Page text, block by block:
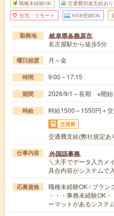
職種未経験OK 交通費別途支給あり
在宅・リモート WEB登録OK
勤務地 岐阜県各務原市
名古屋駅から徒歩5分
曜日頻度 月～金
時間 9:00～17:15
期間 2026/9/1～長期 ※開始
時給 時給1500～1550円＋
交通費
交通費支給(弊社規定あ
仕事内容 外国語事務
＼大手でデータ入力メ
具合内容がシステムで
応募資格
職種未経験OK / ブラン
・・・事務未経験OK
ーマットがあるシステ